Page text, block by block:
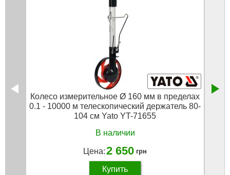
Колесо измерительное Ø 160 мм в пределах
0.1 - 10000 м телескопический держатель 80-
104 см Yato YT-71655
В наличии
Цена:2 650 грн
Купить